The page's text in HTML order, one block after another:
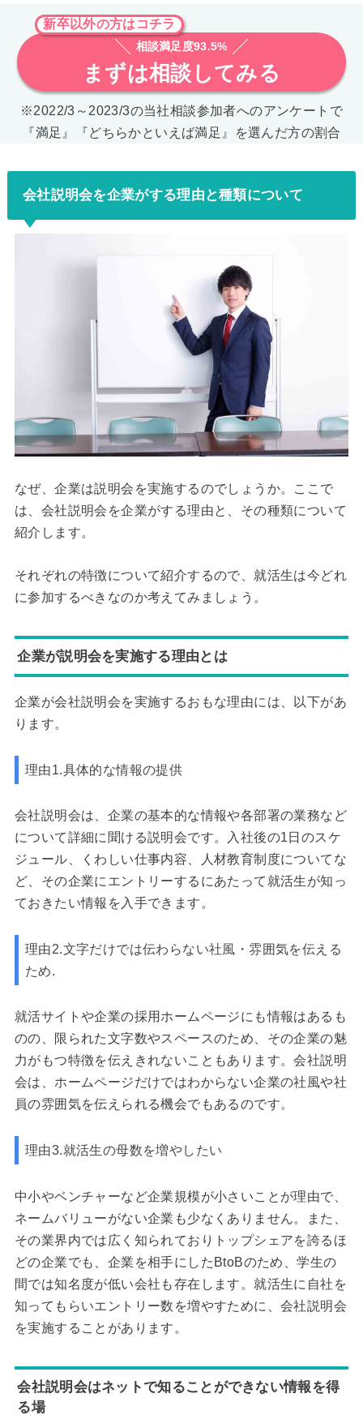
新卒以外の方はコチラ
相談満足度93.5%
まずは相談してみる
※2022/3～2023/3の当社相談参加者へのアンケートで
『満足』『どちらかといえば満足』を選んだ方の割合
会社説明会を企業がする理由と種類について
なぜ、企業は説明会を実施するのでしょうか。ここで
は、会社説明会を企業がする理由と、その種類について
紹介します。
それぞれの特徴について紹介するので、就活生は今どれ
に参加するべきなのか考えてみましょう。
企業が説明会を実施する理由とは
企業が会社説明会を実施するおもな理由には、以下があ
ります。
理由1.具体的な情報の提供
会社説明会は、企業の基本的な情報や各部署の業務など
について詳細に聞ける説明会です。入社後の1日のスケ
ジュール、くわしい仕事内容、人材教育制度についてな
ど、その企業にエントリーするにあたって就活生が知っ
ておきたい情報を入手できます。
理由2.文字だけでは伝わらない社風・雰囲気を伝える
ため.
就活サイトや企業の採用ホームページにも情報はあるも
のの、限られた文字数やスペースのため、その企業の魅
力がもつ特徴を伝えきれないこともあります。会社説明
会は、ホームページだけではわからない企業の社風や社
員の雰囲気を伝えられる機会でもあるのです。
理由3.就活生の母数を増やしたい
中小やベンチャーなど企業規模が小さいことが理由で、
ネームバリューがない企業も少なくありません。また、
その業界内では広く知られておりトップシェアを誇るほ
どの企業でも、企業を相手にしたBtoBのため、学生の
間では知名度が低い会社も存在します。就活生に自社を
知ってもらいエントリー数を増やすために、会社説明会
を実施することがあります。
会社説明会はネットで知ることができない情報を得
る場